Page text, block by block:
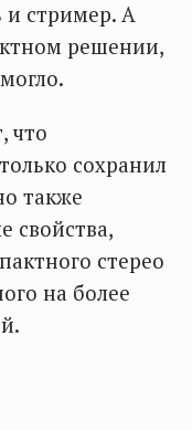
стример. А
решении,
что
сохранил
также
свойства,
стерео
на более